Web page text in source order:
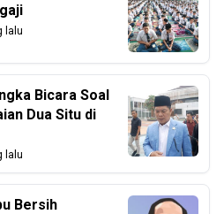
lalu
Bicara Soal
Dua Situ di
lalu
Bersih